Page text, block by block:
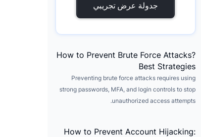
جدولة عرض تجريبي
How to Prevent Brute Force Attacks?
Best Strategies
Preventing brute force attacks requires using
strong passwords, MFA, and login controls to stop
unauthorized access attempts.
How to Prevent Account Hijacking: